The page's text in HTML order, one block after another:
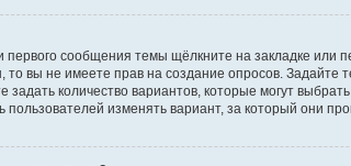
первого сообщения темы щёлкните на закладке или
вы не имеете прав на создание опросов. Задайте
задать количество вариантов, которые могут
изменять вариант, за который они